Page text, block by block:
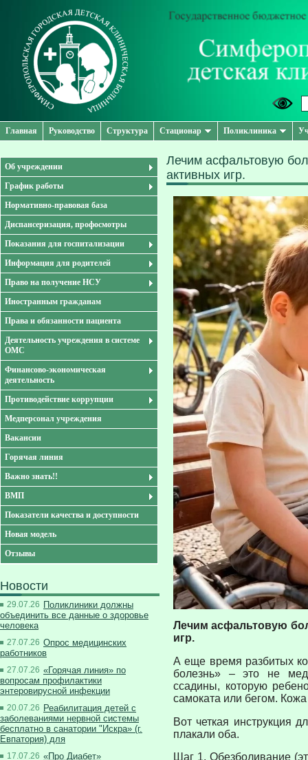
Главная Руководство Структура Стационар Поликлиника
Об учреждении
График работы
Нормативно-правовая база
Диспансеризация, профосмотры
Показания для госпитализации
Информация для родителей
Право на получение НСУ
Иностранным гражданам
Права и обязанности пациента
Деятельность учреждения в системе
ОМС
Финансово-экономическая
деятельность
Противодействие коррупции
Медперсонал учреждения
Вакансии
Горячая линия
Важно знать!!
ВМП
Показатели качества и доступности
Новая модель
Отзывы
Новости
29.07.26 Поликлиники должны
объединить все данные о здоровье
человека
27.07.26 Опрос медицинских
работников
27.07.26 «Горячая линия» по
вопросам профилактики
энтеровирусной инфекции
20.07.26 Реабилитация детей с
заболеваниями нервной системы
бесплатно в санатории "Искра» (г.
Евпатория) для
17.07.26 «Про Диабет»
Лечим асфальтовую
активных игр.
Лечим асфальтовую
игр.
А еще время разбитых
болезнь» – это не
ссадины, которую
самоката или бегом.
Вот четкая инструкция
плакали оба.
Шаг 1. Обезболивание